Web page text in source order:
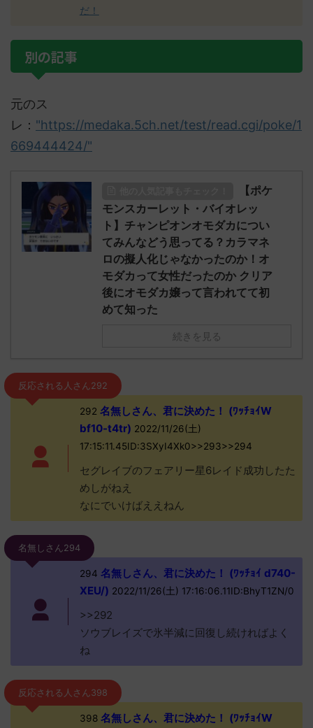
だ！
別の記事
元のス
レ： "https://medaka.5ch.net/test/read.cgi/poke/1
669444424/"
【ポケ
モンスカーレット・バイオレッ
ト】チャンピオンオモダカについ
てみんなどう思ってる？カラマネ
ロの擬人化じゃなかったのか！オ
モダカって女性だったのか クリア
後にオモダカ嬢って言われてて初
めて知った
続きを見る
反応される人さん292
292 名無しさん、君に決めた！ (ﾜｯﾁｮｲW
bf10-t4tr) 2022/11/26(土)
17:15:11.45ID:3SXyI4Xk0>>293>>294
セグレイブのフェアリー星6レイド成功したた
めしがねえ
なにでいけばええねん
名無しさん294
294 名無しさん、君に決めた！ (ﾜｯﾁｮｲ d740-
XEU/) 2022/11/26(土) 17:16:06.11ID:BhyT1ZN/0
>>292
ソウブレイズで氷半減に回復し続ければよく
ね
反応される人さん398
398名無しさん、君に決めた！ (ﾜｯﾁｮｲW